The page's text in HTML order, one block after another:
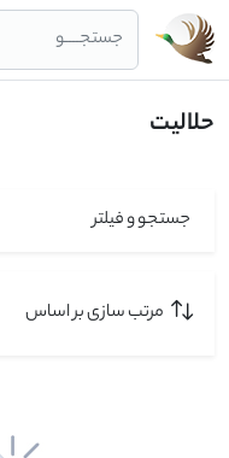
جستجــــو
حلالیت
جستجو و فیلتر
مرتب سازی بر اساس